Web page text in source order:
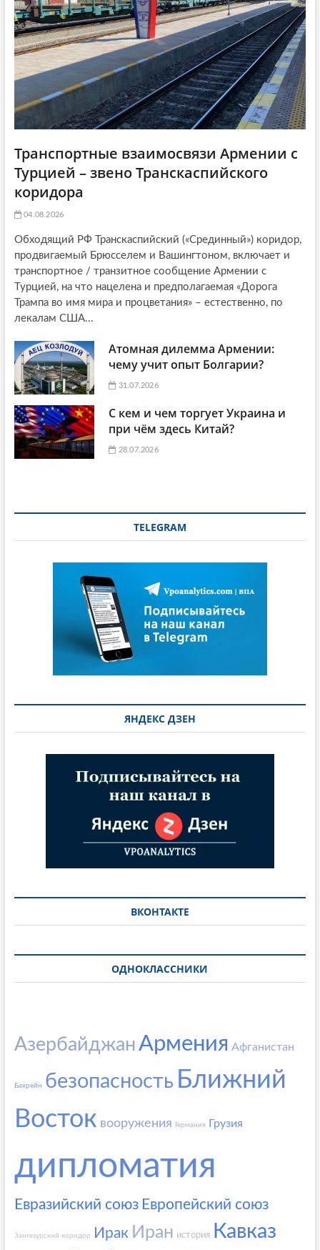
n
Транспортные взаимосвязи Армении с
Турцией – звено Транскаспийского
коридора
04.08.2026
Обходящий РФ Транскаспийский («Срединный») коридор,
продвигаемый Брюсселем и Вашингтоном, включает и
транспортное / транзитное сообщение Армении с
Турцией, на что нацелена и предполагаемая «Дорога
Трампа во имя мира и процветания» – естественно, по
лекалам США...
Атомная дилемма Армении:
чему учит опыт Болгарии?
31.07.2026
С кем и чем торгует Украина и
при чём здесь Китай?
28.07.2026
TELEGRAM
ЯНДЕКС ДЗЕН
ВКОНТАКТЕ
ОДНОКЛАССНИКИ
АзербайджанАрмения Афганистан
Бахрейн безопасность Ближний
Восток вооружения Германия Грузия
дипломатия
Евразийский союз Европейский союз
Зангезурский коридор Ирак Иран история Кавказ